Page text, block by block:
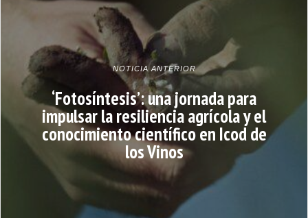
NOTICIA ANTERIOR
‘Fotosíntesis’: una jornada para
impulsar la resiliencia agrícola y el
conocimiento científico en Icod de
los Vinos